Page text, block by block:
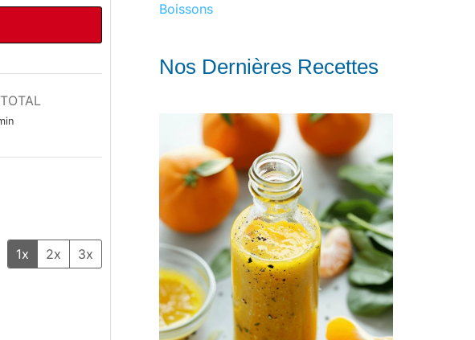
1x 2x
3x
Boissons
Nos Dernières Recettes